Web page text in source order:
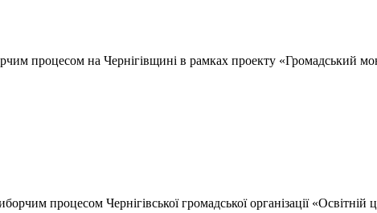
процесом на Чернігівщині в рамках проекту «Громадський
процесом Чернігівської громадської організації «Освітній